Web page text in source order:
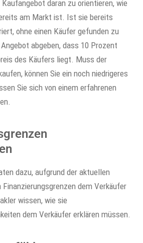
daran zu orientieren, wie
am Markt ist. Ist sie bereits
ohne einen Käufer gefunden zu
abgeben, dass 10 Prozent
des Käufers liegt. Muss der
können Sie ein noch niedrigeres
Sie sich von einem erfahrenen
dazu, aufgrund der aktuellen
Finanzierungsgrenzen dem Verkäufer
wissen, wie sie
dem Verkäufer erklären müssen.